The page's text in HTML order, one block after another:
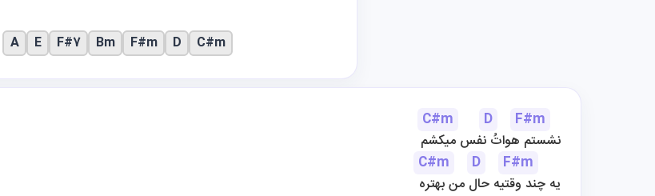
C#m D
F#m
نشستم هواتُ نفس میکشم
C#m
D
F#m
یه چند وقتیه حال من بهتره
C#m
D
F#m
Bm
F#7
E
A